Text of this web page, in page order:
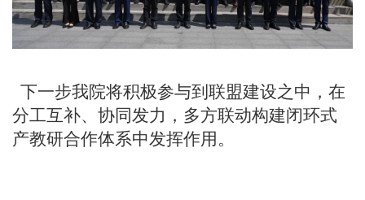
下一步我院将积极参与到联盟建设之中，在
分工互补、协同发力，多方联动构建闭环式
产教研合作体系中发挥作用。